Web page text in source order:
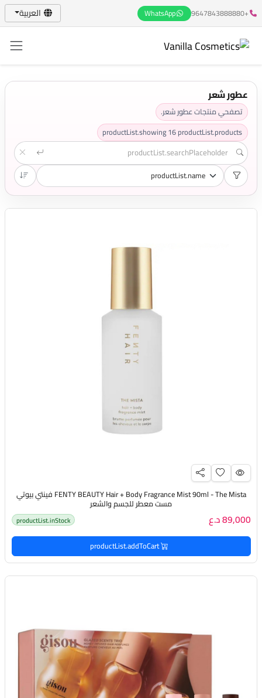
+9647843888880
WhatsApp العربية
عطور شعر
تصفحي منتجات عطور شعر.
productList.showing16productList.products
FENTY BEAUTY Hair + Body Fragrance Mist 90ml - The Mista فينتي بيوتي
مست معطر للجسم والشعر
89,000 د.ع productList.inStock
productList.addToCart